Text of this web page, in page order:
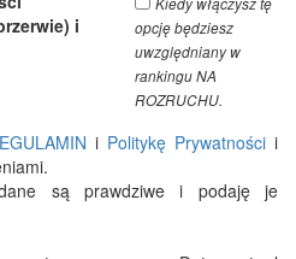
i
Kiedy włączysz tę
opcję będziesz
uwzględniany w
rankingu NA
ROZRUCHU.
i Politykę Prywatności i
są prawdziwe i podaję je